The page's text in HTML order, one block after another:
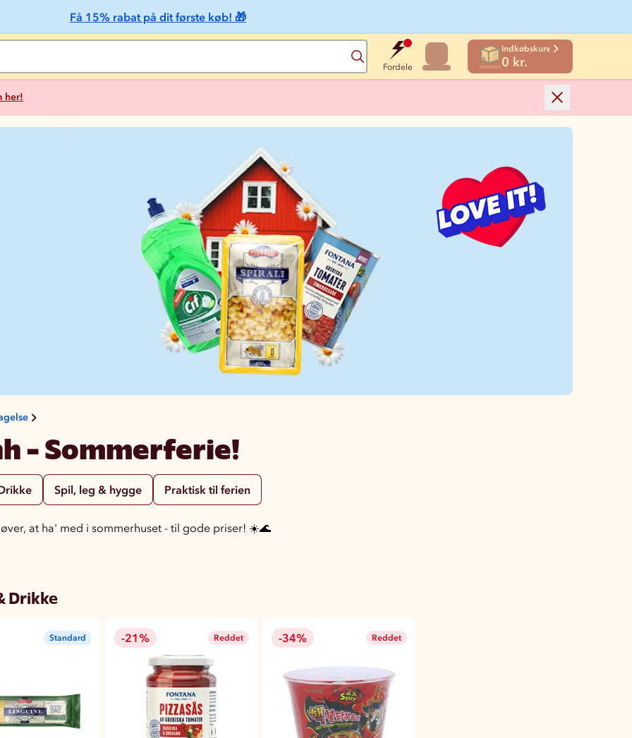
Få 15% rabat på dit første køb! 🎁
Søg
Fordele
Indkøbskurv
0 kr.
her!
- Sommerferie!
Spil, leg & hygge Praktisk til ferien
at ha' med i sommerhuset - til gode priser! ☀️🌊
Drikke
Standard -21% Reddet -34% Reddet